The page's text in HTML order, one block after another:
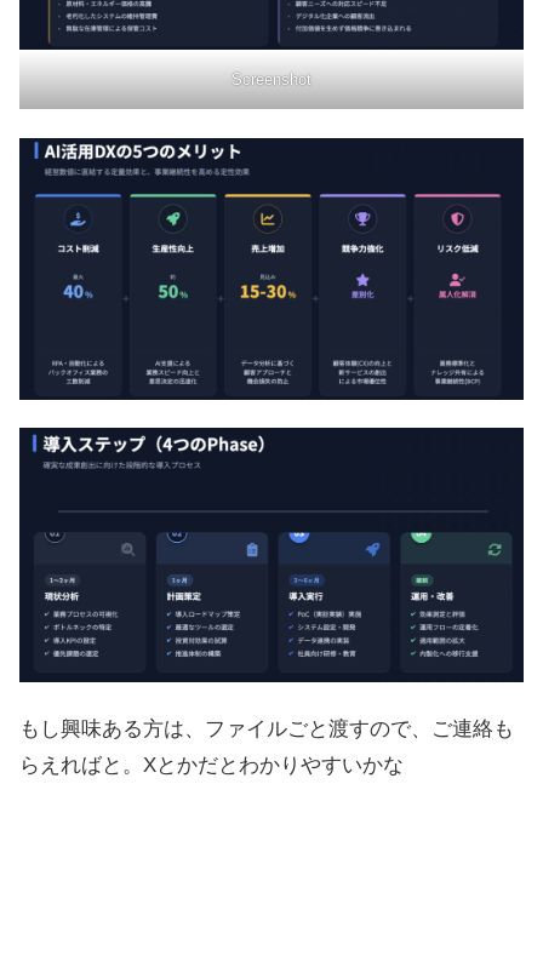
Screenshot
もし興味ある方は、ファイルごと渡すので、ご連絡も
らえればと。Xとかだとわかりやすいかな